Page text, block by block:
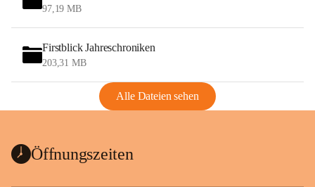
97,19 MB
Firstblick Jahreschroniken
203,31 MB
Alle Dateien sehen
Öffnungszeiten